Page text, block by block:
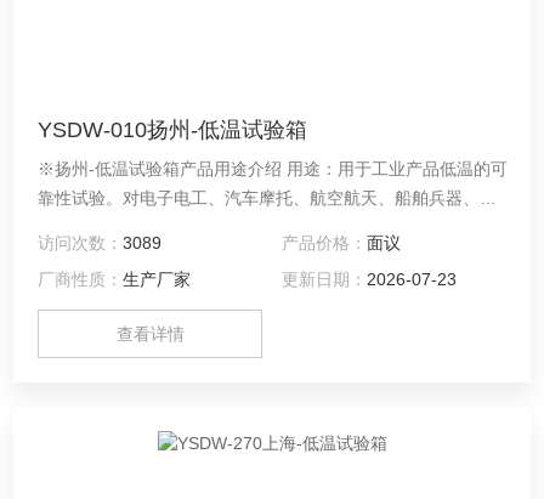
YSDW-010扬州-低温试验箱
※扬州-低温试验箱产品用途介绍 用途：用于工业产品低温的可
靠性试验。对电子电工、汽车摩托、航空航天、船舶兵器、高
的情况下，检验其各项性能指标。产品具有较宽的温度控制范
围
访问次数：3089 产品价格： 面议
厂商性质：生产厂家 更新日期： 2026-07-23
查看详情